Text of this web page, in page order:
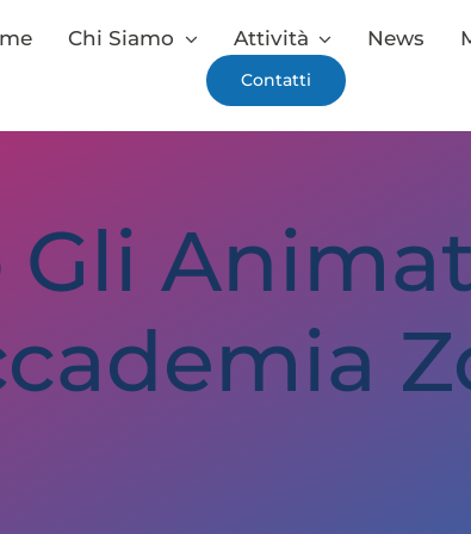
Chi Siamo Attività News
Contatti